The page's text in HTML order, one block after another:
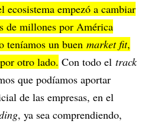
ecosistema empezó a cambiar
de millones por América
teníamos un buen market fit,
otro lado. Con todo el track
que podíamos aportar
de las empresas, en el
, ya sea comprendiendo,